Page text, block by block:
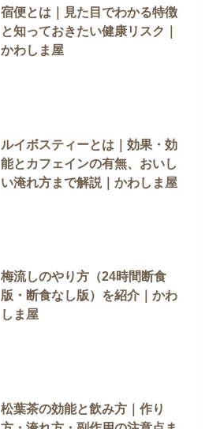
宿便とは｜見た目でわかる特徴
と知っておきたい健康リスク｜
かわしま屋
ルイボスティーとは｜効果・効
能とカフェインの有無、おいし
い淹れ方まで解説｜かわしま屋
梅流しのやり方（24時間断食
版・断食なし版）を紹介｜かわ
しま屋
松葉茶の効能と飲み方｜作り